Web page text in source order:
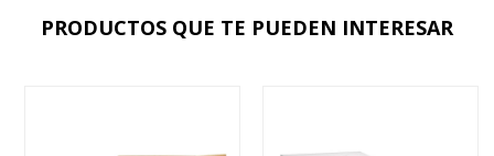
PRODUCTOS QUE TE PUEDEN INTERESAR